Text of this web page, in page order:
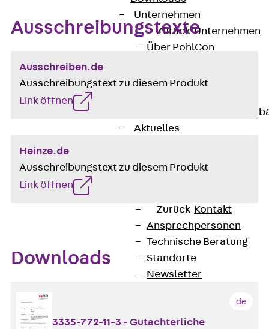
Unternehmen
Zurück Unternehmen
Über PohlCon
Service & Qualität
Mitgliedschaften &
Aktuelles
Zurück Kontakt
Ansprechpersonen
Technische Beratung
Standorte
Newsletter
Zurück Karriere
Ausschreibungstexte
Ausschreiben.de
Ausschreibungstext zu diesem Produkt
Link öffnen
Heinze.de
Ausschreibungstext zu diesem Produkt
Link öffnen
Downloads
de
3335-772-11-3 - Gutachterliche